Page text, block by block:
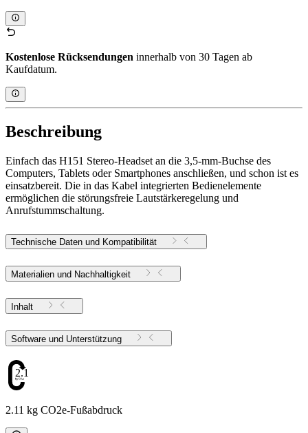
Kostenlose Rücksendungen innerhalb von 30 Tagen ab
Kaufdatum.
Beschreibung
Einfach das H151 Stereo-Headset an die 3,5-mm-Buchse des
Computers, Tablets oder Smartphones anschließen, und schon ist es
einsatzbereit. Die in das Kabel integrierten Bedienelemente
ermöglichen die störungsfreie Lautstärkeregelung und
Anrufstummschaltung.
Technische Daten und Kompatibilität
Materialien und Nachhaltigkeit
Inhalt
Software und Unterstützung
2.11
2.11 kg CO2e-Fußabdruck